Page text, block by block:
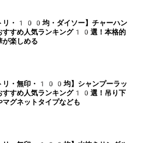
リ・100均・ダイソー】チャーハン
すすめ人気ランキング10選！本格的
が楽しめる
リ・無印・100均】シャンプーラッ
すすめ人気ランキング10選！吊り下
マグネットタイプなども